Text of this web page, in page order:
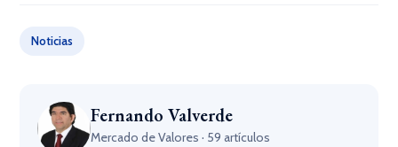
Noticias
Fernando Valverde
Mercado de Valores · 59 artículos